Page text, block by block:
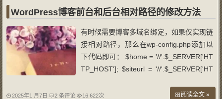
()) { $description = "龙哥个
WordPress博客前台和后台相对路径的修改方法
有时候需要博客多域名绑定，如果仅实现链
接相对路径，那么在wp-config.php添加以
下代码即可： $home = '//'.$_SERVER['HT
TP_HOST']; $siteurl = '//'.$_SERVER['HT
define('WP_SITEURL', $siteurl); 但是，如
2025年1 月7日 2 条评论 16,622次 阅读全文 »